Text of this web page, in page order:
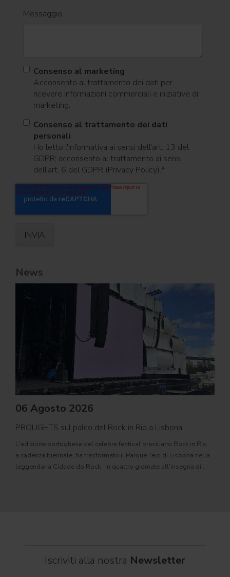
Messaggio
Consenso al marketing
Acconsento al trattamento dei dati per
ricevere informazioni commerciali e iniziative di
marketing.
Consenso al trattamento dei dati
personali
Ho letto l'informativa ai sensi dell'art. 13 del
GDPR; acconsento al trattamento ai sensi
dell'art. 6 del GDPR (Privacy Policy).*
News
06 Agosto 2026
PROLIGHTS sul palco del Rock in Rio a Lisbona
L'edizione portoghese del celebre festival brasiliano Rock in Rio ,
a cadenza biennale, ha trasformato il Parque Tejo di Lisbona nella
leggendaria Cidade do Rock . In quattro giornate all'insegna di
Iscriviti alla nostra Newsletter